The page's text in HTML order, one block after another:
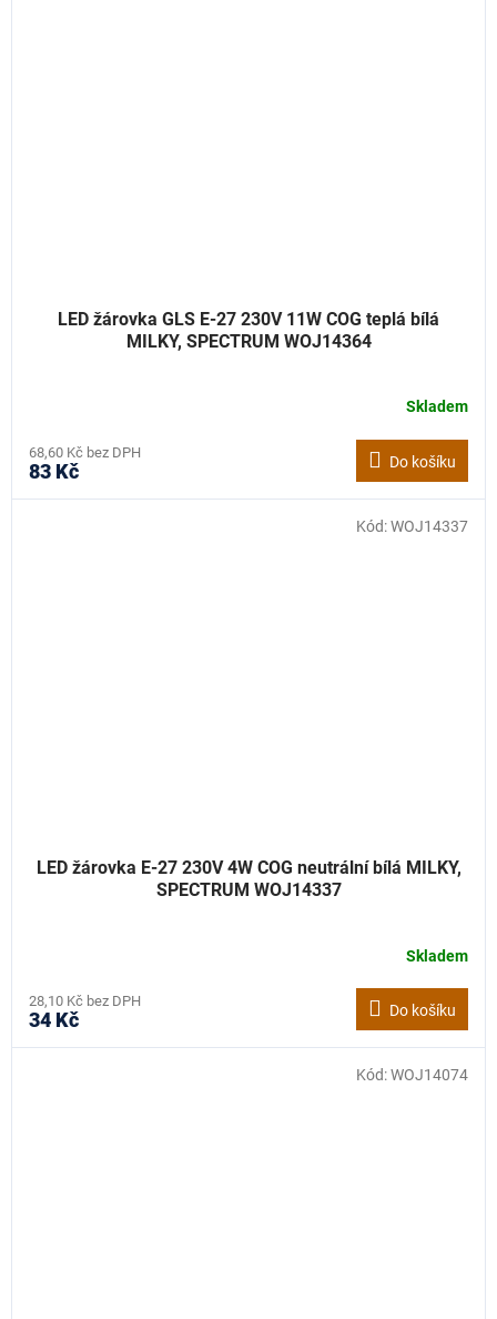
LED žárovka GLS E-27 230V 11W COG teplá bílá
MILKY, SPECTRUM WOJ14364
Skladem
68,60 Kč bez DPH
83 Kč Do košíku
LED žárovka E-27 230V 4W COG neutrální bílá MILKY,
SPECTRUM WOJ14337
Skladem
28,10 Kč bez DPH
34 Kč Do košíku
Kód:WOJ14337
Kód:WOJ14074